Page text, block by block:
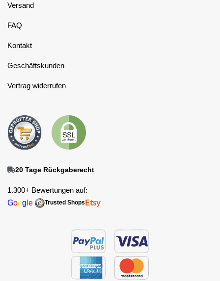
Versand
FAQ
Kontakt
Geschäftskunden
Vertrag widerrufen
20 Tage Rückgaberecht
1.300+ Bewertungen auf:
Goog e Trusted Shops Etsy